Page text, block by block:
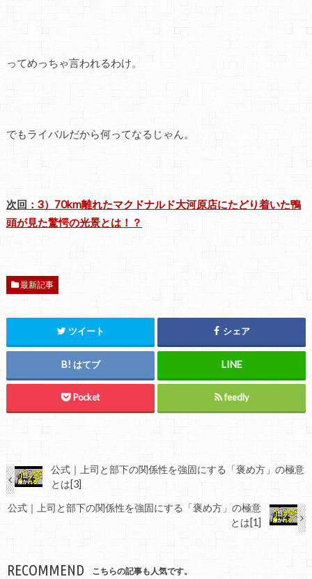
ってめっちゃ言われるわけ。
でもライバルだから何ってなるじゃん。
次回： 3）70km離れたマクドナルド大河原店にたどり着いた鴨
頭が見た驚愕の光景とは！？
最新記事
ツイート シェア
はてブ
Pocket feedly
公式｜上司と部下の関係性を強固にする「褒め方」の極意
とは[3]
公式｜上司と部下の関係性を強固にする「褒め方」の極意
とは[1]
RECOMMEND こちらの記事も人気です。